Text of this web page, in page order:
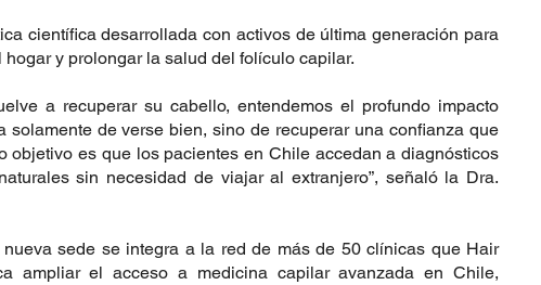
científica desarrollada con activos de última generación para
y prolongar la salud del folículo capilar.
a recuperar su cabello, entendemos el profundo impacto
solamente de verse bien, sino de recuperar una confianza que
objetivo es que los pacientes en Chile accedan a diagnósticos
sin necesidad de viajar al extranjero”, señaló la Dra.
sede se integra a la red de más de 50 clínicas que Hair
ampliar el acceso a medicina capilar avanzada en Chile,